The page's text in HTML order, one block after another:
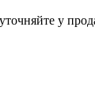
у